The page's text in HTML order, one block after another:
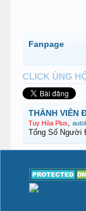
Fanpage
CLICK ỦNG
THÀNH VIÊN
Tuy Hòa Plus,
Tổng Số Người